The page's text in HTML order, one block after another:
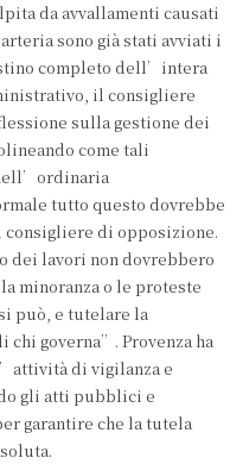
da avvallamenti causati
sono già stati avviati i
completo dell’intera
il consigliere
sulla gestione dei
come tali
tutto questo dovrebbe
di opposizione.
dei lavori non dovrebbero
minoranza o le proteste
può, e tutelare la
governa”. Provenza ha
di vigilanza e
gli atti pubblici e
garantire che la tutela